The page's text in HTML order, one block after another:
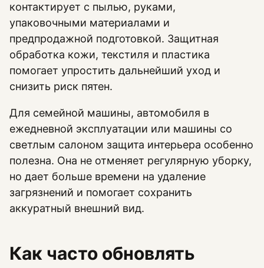
контактирует с пылью, руками,
упаковочными материалами и
предпродажной подготовкой. Защитная
обработка кожи, текстиля и пластика
помогает упростить дальнейший уход и
снизить риск пятен.
Для семейной машины, автомобиля в
ежедневной эксплуатации или машины со
светлым салоном защита интерьера особенно
полезна. Она не отменяет регулярную уборку,
но дает больше времени на удаление
загрязнений и помогает сохранить
аккуратный внешний вид.
Как часто обновлять